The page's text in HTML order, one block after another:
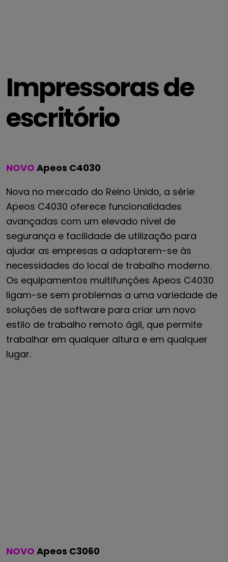
Impressoras de
escritório
NOVO Apeos C4030
Nova no mercado do Reino Unido, a série
Apeos C4030 oferece funcionalidades
avançadas com um elevado nível de
segurança e facilidade de utilização para
ajudar as empresas a adaptarem-se às
necessidades do local de trabalho moderno.
Os equipamentos multifunções Apeos C4030
ligam-se sem problemas a uma variedade de
soluções de software para criar um novo
estilo de trabalho remoto ágil, que permite
trabalhar em qualquer altura e em qualquer
lugar.
NOVO Apeos C3060